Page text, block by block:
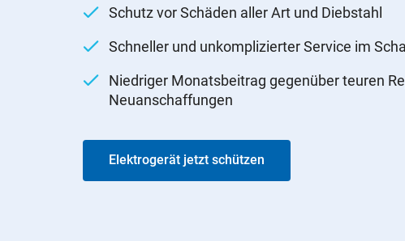
Schutz vor Schäden aller Art und Diebstahl
Schneller und unkomplizierter Service im
Niedriger Monatsbeitrag gegenüber teuren
Neuanschaffungen
Elektrogerät jetzt schützen